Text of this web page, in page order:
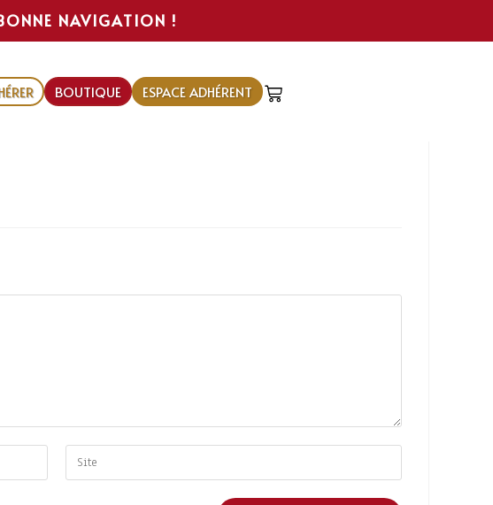
NAVIGATION !
BOUTIQUE ESPACE ADHÉRENT